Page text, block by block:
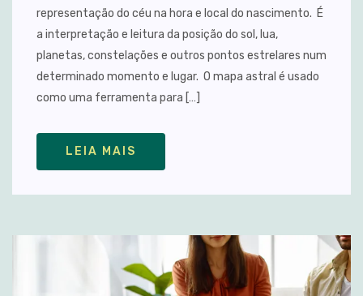
representação do céu na hora e local do nascimento. É
a interpretação e leitura da posição do sol, lua,
planetas, constelações e outros pontos estrelares num
determinado momento e lugar. O mapa astral é usado
como uma ferramenta para […]
LEIA MAIS